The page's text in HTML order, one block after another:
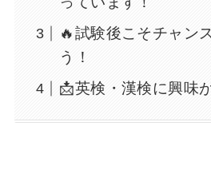
🔥試験後こそチャン
う！
📩英検・漢検に興味